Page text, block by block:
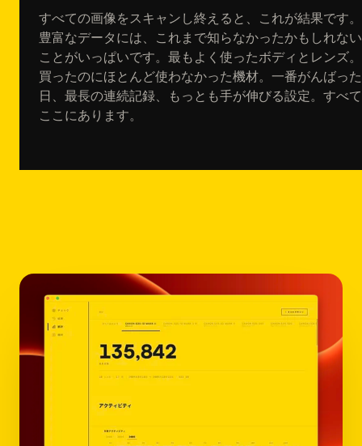
すべての画像をスキャンし終えると、これが結果です。
豊富なデータには、これまで知らなかったかもしれない
ことがいっぱいです。最もよく使ったボディとレンズ。
買ったのにほとんど使わなかった機材。一番がんばった
日、最長の連続記録、もっとも手が伸びる設定。すべて
ここにあります。